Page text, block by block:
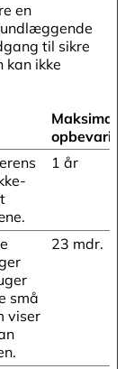
en
til sikre
kan ikke
Maksimal
1 år
små
viser
23 mdr.